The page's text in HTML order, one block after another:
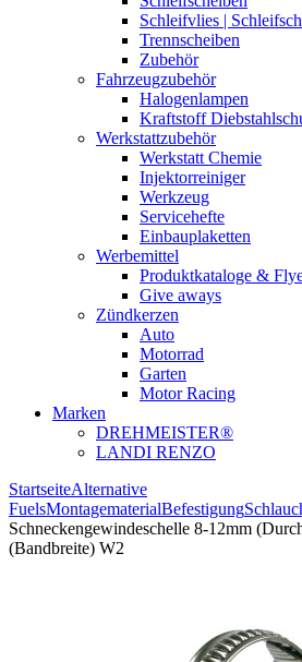
Schleifvlies |
Trennscheiben
Zubehör
Fahrzeugzubehör
Halogenlampen
Kraftstoff
Werkstattzubehör
Werkstatt Chemie
Injektorreiniger
Werkzeug
Servicehefte
Einbauplaketten
Werbemittel
Produktkataloge &
Give aways
Zündkerzen
Auto
Motorrad
Garten
Motor Racing
Marken
DREHMEISTER®
LANDI RENZO
StartseiteAlternative
FuelsMontagematerialBefestigung
Schneckengewindeschelle 8-12mm
(Bandbreite) W2